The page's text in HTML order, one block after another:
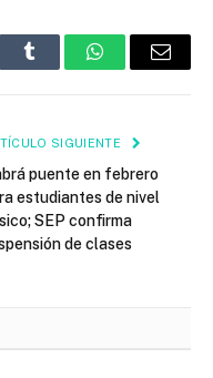
Tumblr WhatsAppEmail
SIGUIENTE
puente en febrero
estudiantes de nivel
SEP confirma
de clases